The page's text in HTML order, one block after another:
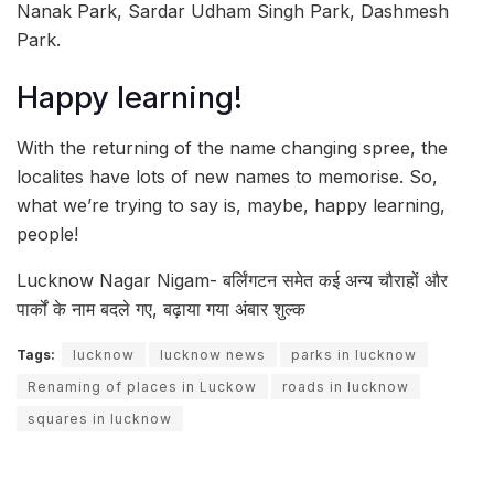
Nanak Park, Sardar Udham Singh Park, Dashmesh
Park.
Happy learning!
With the returning of the name changing spree, the
localites have lots of new names to memorise. So,
what we’re trying to say is, maybe, happy learning,
people!
Lucknow Nagar Nigam- बर्लिंगटन समेत कई अन्य चौराहों और
पार्कों के नाम बदले गए, बढ़ाया गया अंबार शुल्क
Tags: lucknow lucknow news
parks in lucknow
Renaming of places in Luckow
roads in lucknow
squares in lucknow